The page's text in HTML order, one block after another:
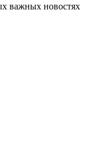
важных новостях